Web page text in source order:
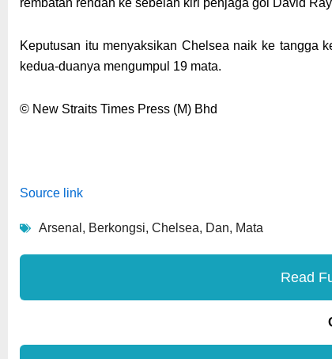
rembatan rendah ke sebelah kiri penjaga gol David
Keputusan itu menyaksikan Chelsea naik ke tangga
kedua-duanya mengumpul 19 mata.
© New Straits Times Press (M) Bhd
Source link
Arsenal , Berkongsi, Chelsea, Dan, Mata
Read